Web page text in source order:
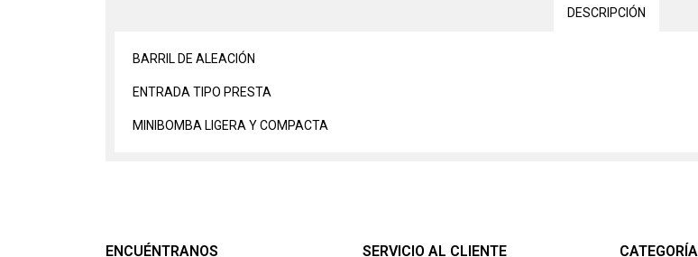
DESCRIPCIÓN
BARRIL DE ALEACIÓN
ENTRADA TIPO PRESTA
MINIBOMBA LIGERA Y COMPACTA
ENCUÉNTRANOS SERVICIO AL CLIENTE